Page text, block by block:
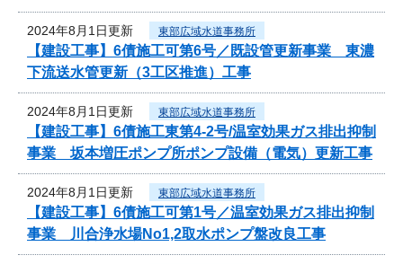
2024年8月1日更新 東部広域水道事務所
【建設工事】6債施工可第6号／既設管更新事業 東濃
下流送水管更新（3工区推進）工事
2024年8月1日更新 東部広域水道事務所
【建設工事】6債施工東第4-2号/温室効果ガス排出抑制
事業 坂本増圧ポンプ所ポンプ設備（電気）更新工事
2024年8月1日更新 東部広域水道事務所
【建設工事】6債施工可第1号／温室効果ガス排出抑制
事業 川合浄水場No1,2取水ポンプ盤改良工事